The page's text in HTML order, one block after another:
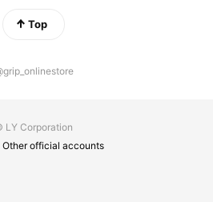
Top
LY Corporation
Other official accounts